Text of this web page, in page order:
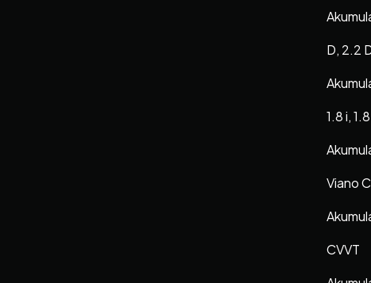
D, 2.2
1.8 i,
Viano
CVVT